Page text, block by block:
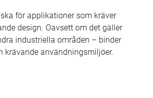
för applikationer som kräver
design. Oavsett om det gäller
industriella områden – binder
krävande användningsmiljöer.